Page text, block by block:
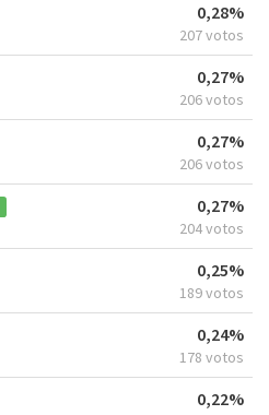
0,28%
207 votos
0,27%
206 votos
0,27%
206 votos
0,27%
204 votos
0,25%
189 votos
0,24%
178 votos
0,22%